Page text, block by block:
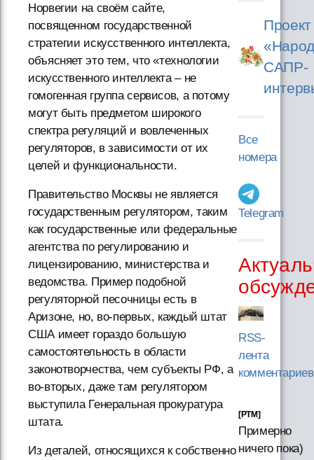
Норвегии на своём сайте,
посвященном государственной
стратегии искусственного интеллекта,
объясняет это тем, что «технологии
искусственного интеллекта – не
гомогенная группа сервисов, а потому
могут быть предметом широкого
спектра регуляций и вовлеченных
регуляторов, в зависимости от их
целей и функциональности.
Правительство Москвы не является
государственным регулятором, таким
как государственные или федеральные
агентства по регулированию и
лицензированию, министерства и
ведомства. Пример подобной
регуляторной песочницы есть в
Аризоне, но, во-первых, каждый штат
США имеет гораздо большую
самостоятельность в области
законотворчества, чем субъекты РФ, а
во-вторых, даже там регулятором
выступила Генеральная прокуратура
штата.
Из деталей, относящихся к собственно
Проект
САПР-
Все
номера
Telegram
RSS-
лента
комментариев
[PTM]
Примерно
ничего пока)